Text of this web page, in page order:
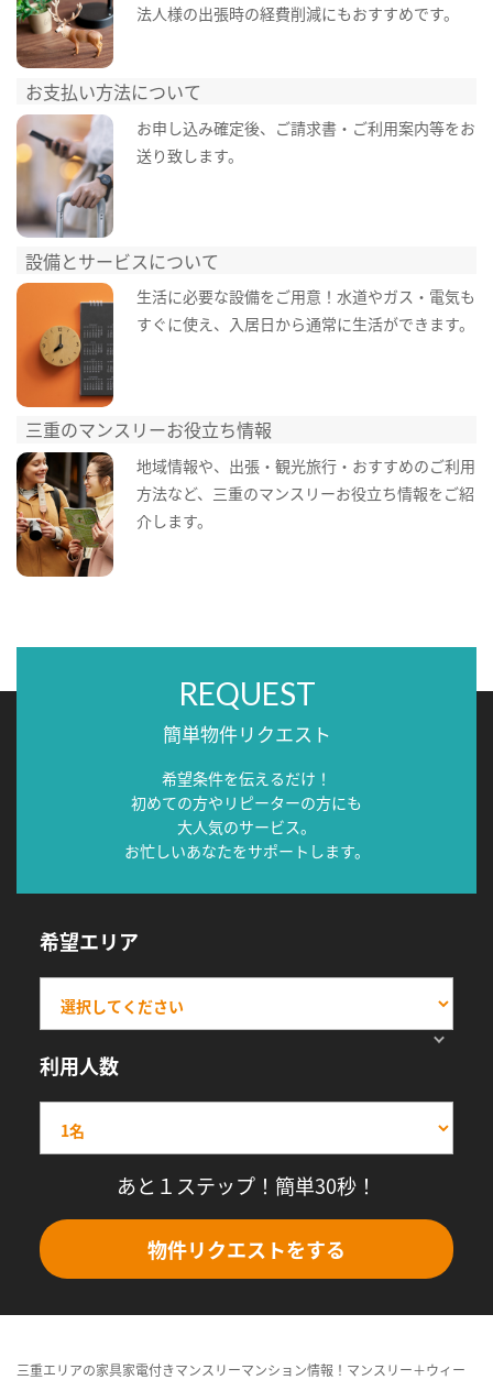
法人様の出張時の経費削減にもおすすめです。
お支払い方法について
お申し込み確定後、ご請求書・ご利用案内等をお
送り致します。
設備とサービスについて
生活に必要な設備をご用意！水道やガス・電気も
すぐに使え、入居日から通常に生活ができます。
三重のマンスリーお役立ち情報
地域情報や、出張・観光旅行・おすすめのご利用
方法など、三重のマンスリーお役立ち情報をご紹
介します。
REQUEST
簡単物件リクエスト
希望条件を伝えるだけ！
初めての方やリピーターの方にも
大人気のサービス。
お忙しいあなたをサポートします。
希望エリア
利用人数
あと１ステップ！簡単30秒！
物件リクエストをする
三重エリアの家具家電付きマンスリーマンション情報！マンスリー＋ウィー